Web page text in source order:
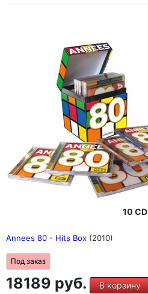
10 CD
Annees 80 - Hits Box (2010)
Под заказ
18189 руб. В корзину